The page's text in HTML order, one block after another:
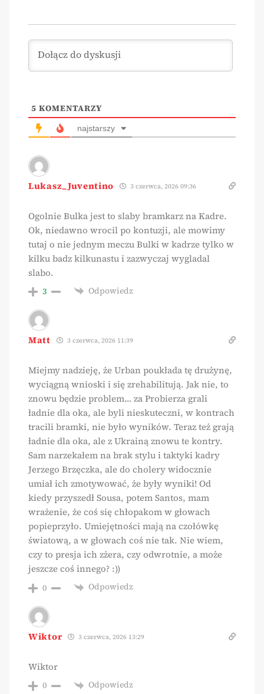
5 KOMENTARZY
najstarszy
Lukasz_Juventino 3 czerwca, 2026 09:36
Ogolnie Bulka jest to slaby bramkarz na Kadre.
Ok, niedawno wrocil po kontuzji, ale mowimy
tutaj o nie jednym meczu Bulki w kadrze tylko w
kilku badz kilkunastu i zazwyczaj wygladal
slabo.
3 Odpowiedz
Matt 3 czerwca, 2026 11:39
Miejmy nadzieję, że Urban poukłada tę drużynę,
wyciągną wnioski i się zrehabilitują. Jak nie, to
znowu będzie problem… za Probierza grali
ładnie dla oka, ale byli nieskuteczni, w kontrach
tracili bramki, nie było wyników. Teraz też grają
ładnie dla oka, ale z Ukrainą znowu te kontry.
Sam narzekałem na brak stylu i taktyki kadry
Jerzego Brzęczka, ale do cholery widocznie
umiał ich zmotywować, że były wyniki! Od
kiedy przyszedł Sousa, potem Santos, mam
wrażenie, że coś się chłopakom w głowach
popieprzyło. Umiejętności mają na czołówkę
światową, a w głowach coś nie tak. Nie wiem,
czy to presja ich zżera, czy odwrotnie, a może
jeszcze coś innego? :))
0 Odpowiedz
Wiktor 3 czerwca, 2026 13:29
Wiktor
0 Odpowiedz